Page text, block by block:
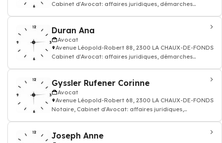
Cabinet d'Avocat: affaires juridiques, démarches
Duran Ana
Avocat
Avenue Léopold-Robert 88, 2300 LA CHAUX-DE-FONDS
Cabinet d'Avocat: affaires juridiques, démarches
Gyssler Rufener Corinne
Avocat
Avenue Léopold-Robert 68, 2300 LA CHAUX-DE-FONDS
Notaire, Cabinet d'Avocat: affaires juridiques,
Joseph Anne